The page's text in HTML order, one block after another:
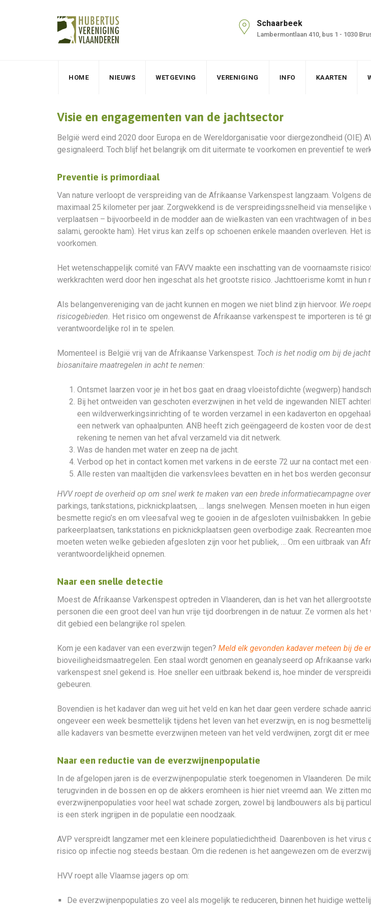
Schaarbeek
Lambermontlaan 410, bus 1 - 1030
HOME NIEUWS WETGEVING VERENIGING INFO KAARTEN
Visie en engagementen van de jachtsector
België werd eind 2020 door Europa en de Wereldorganisatie voor diergezondheid (OIE)
gesignaleerd. Toch blijf het belangrijk om dit uitermate te voorkomen en preventief te
Preventie is primordiaal
Van nature verloopt de verspreiding van de Afrikaanse Varkenspest langzaam. Volgens
maximaal 25 kilometer per jaar. Zorgwekkend is de verspreidingssnelheid via
verplaatsen – bijvoorbeeld in de modder aan de wielkasten van een vrachtwagen of in
salami, gerookte ham). Het virus kan zelfs op schoenen enkele maanden overleven.
voorkomen.
Het wetenschappelijk comité van FAVV maakte een inschatting van de voornaamste
werkkrachten werd door hen ingeschat als het grootste risico. Jachttoerisme komt in
Als belangenvereniging van de jacht kunnen en mogen we niet blind zijn hiervoor. We
risicogebieden. Het risico om ongewenst de Afrikaanse varkenspest te importeren is té
verantwoordelijke rol in te spelen.
Momenteel is België vrij van de Afrikaanse Varkenspest. Toch is het nodig om bij de
biosanitaire maatregelen in acht te nemen:
Ontsmet laarzen voor je in het bos gaat en draag vloeistofdichte (wegwerp)
Bij het ontweiden van geschoten everzwijnen in het veld de ingewanden NIET
een wildverwerkingsinrichting of te worden verzamel in een kadaverton en
een netwerk van ophaalpunten. ANB heeft zich geëngageerd de kosten voor de
rekening te nemen van het afval verzameld via dit netwerk.
Was de handen met water en zeep na de jacht.
Verbod op het in contact komen met varkens in de eerste 72 uur na contact met een
Alle resten van maaltijden die varkensvlees bevatten en in het bos werden
HVV roept de overheid op om snel werk te maken van een brede informatiecampagne
parkings, tankstations, picknickplaatsen, … langs snelwegen. Mensen moeten in hun
besmette regio’s en om vleesafval weg te gooien in de afgesloten vuilnisbakken. In
parkeerplaatsen, tankstations en picknickplaatsen geen overbodige zaak. Recreanten
moeten weten welke gebieden afgesloten zijn voor het publiek, … Om een uitbraak van
verantwoordelijkheid opnemen.
Naar een snelle detectie
Moest de Afrikaanse Varkenspest optreden in Vlaanderen, dan is het van het
personen die een groot deel van hun vrije tijd doorbrengen in de natuur. Ze vormen als
dit gebied een belangrijke rol spelen.
Kom je een kadaver van een everzwijn tegen? Meld elk gevonden kadaver meteen bij de
bioveiligheidsmaatregelen. Een staal wordt genomen en geanalyseerd op Afrikaanse
varkenspest snel gekend is. Hoe sneller een uitbraak bekend is, hoe minder de
gebeuren.
Bovendien is het kadaver dan weg uit het veld en kan het daar geen verdere schade
ongeveer een week besmettelijk tijdens het leven van het everzwijn, en is nog
alle kadavers van besmette everzwijnen meteen van het veld verdwijnen, zorgt dit er
Naar een reductie van de everzwijnenpopulatie
In de afgelopen jaren is de everzwijnenpopulatie sterk toegenomen in Vlaanderen. De
terugvinden in de bossen en op de akkers eromheen is hier niet vreemd aan. We zitten
everzwijnenpopulaties voor heel wat schade zorgen, zowel bij landbouwers als bij
is een sterk ingrijpen in de populatie een noodzaak.
AVP verspreidt langzamer met een kleinere populatiedichtheid. Daarenboven is het
risico op infectie nog steeds bestaan. Om die redenen is het aangewezen om de
HVV roept alle Vlaamse jagers op om:
De everzwijnenpopulaties zo veel als mogelijk te reduceren, binnen het huidige